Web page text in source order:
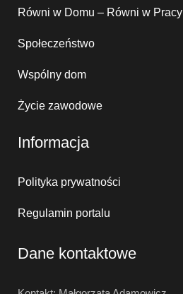
Równi w Domu – Równi w Pracy
Społeczeństwo
Wspólny dom
Życie zawodowe
Informacja
Polityka prywatności
Regulamin portalu
Dane kontaktowe